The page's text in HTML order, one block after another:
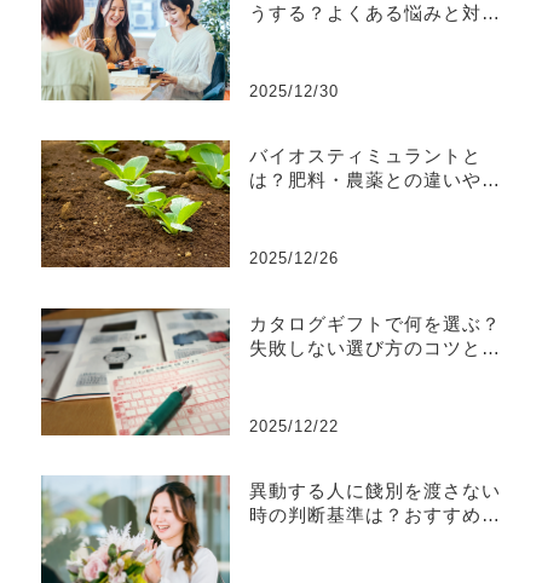
うする？よくある悩みと対処
2025/12/30
バイオスティミュラントと
は？肥料・農薬との違いや効
2025/12/26
カタログギフトで何を選ぶ？
失敗しない選び方のコツとお
2025/12/22
異動する人に餞別を渡さない
時の判断基準は？おすすめの